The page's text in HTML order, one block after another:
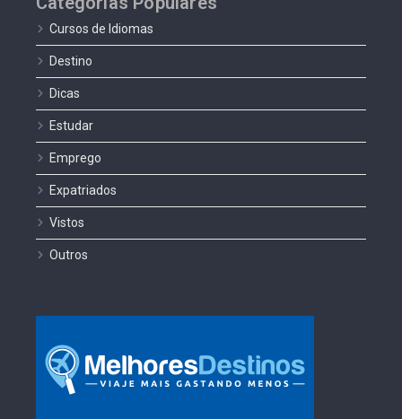
Cursos de Idiomas
Destino
Dicas
Estudar
Emprego
Expatriados
Vistos
Outros